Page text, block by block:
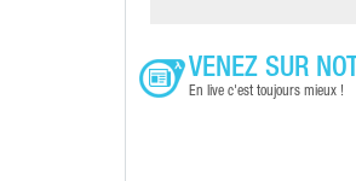
VENEZ SUR
En live c'est toujours mieux !